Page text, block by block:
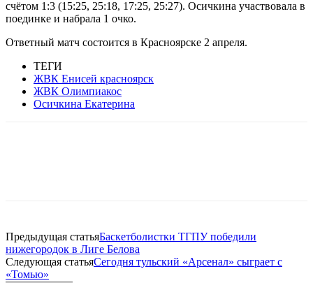
счётом 1:3 (15:25, 25:18, 17:25, 25:27). Осичкина участвовала в
поединке и набрала 1 очко.
Ответный матч состоится в Красноярске 2 апреля.
ТЕГИ
ЖВК Енисей красноярск
ЖВК Олимпиакос
Осичкина Екатерина
Предыдущая статьяБаскетболистки ТГПУ победили
нижегородок в Лиге Белова
Следующая статьяСегодня тульский «Арсенал» сыграет с
«Томью»